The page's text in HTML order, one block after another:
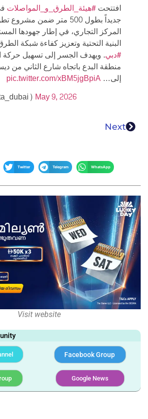
افتتحت#هيئة_الطرق_و_المواصلات
جديداً بطول 500 متر ضمن
المركز التجاري، في إطار جهودها
البنية التحتية وتعزيز كفاءة شبكة
#دبي. ويهدف الجسر إلى تسهيل حركة
منطقة البدع باتجاه شارع الثاني من
إلى… pic.twitter.com/xBM5jgBpiA
May 9, 2026
Next
Twitter Telegram WhatsApp
Visit website
Facebook Group
Google News